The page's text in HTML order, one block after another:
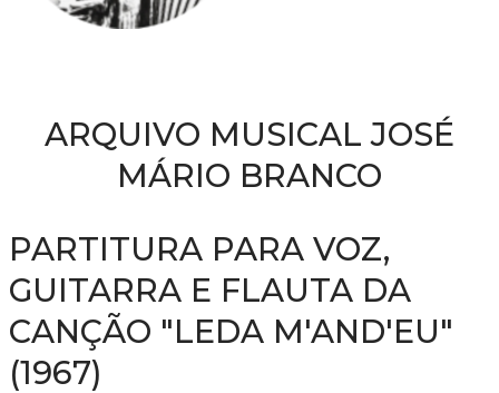
ARQUIVO MUSICAL JOSÉ
MÁRIO BRANCO
PARTITURA PARA VOZ,
GUITARRA E FLAUTA DA
CANÇÃO "LEDA M'AND'EU"
(1967)